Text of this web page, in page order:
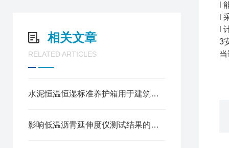
相关文章
RELATED ARTICLES
水泥恒温恒湿标准养护箱用于建筑材料试样的标准养护方法
影响低温沥青延伸度仪测试结果的因素有哪些
l
l
l
3